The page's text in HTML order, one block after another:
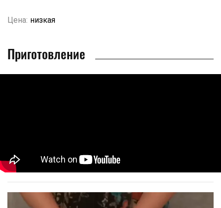
Цена: низкая
Приготовление